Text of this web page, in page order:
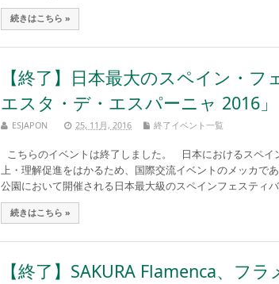
続きはこちら »
【終了】日本最大のスペイン・フ
エスタ・デ・エスパーニャ 2016」
ESJAPON 25, 11月, 2016 終了イベント一覧
こちらのイベントは終了しました。 日本におけるスペイ
上・理解促進をはかるため、国際交流イベントのメッカで
公園において開催される日本最大級のスペインフェスティ
続きはこちら »
【終了】SAKURA Flamenca、フラ